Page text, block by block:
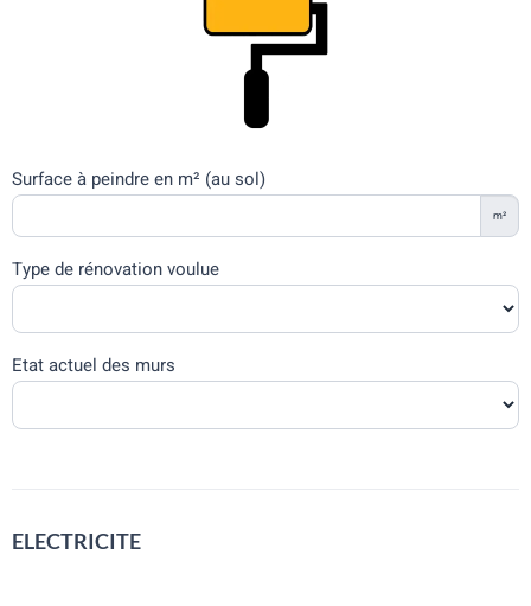
Surface à peindre en m² (au sol)
m²
Type de rénovation voulue
Etat actuel des murs
ELECTRICITE